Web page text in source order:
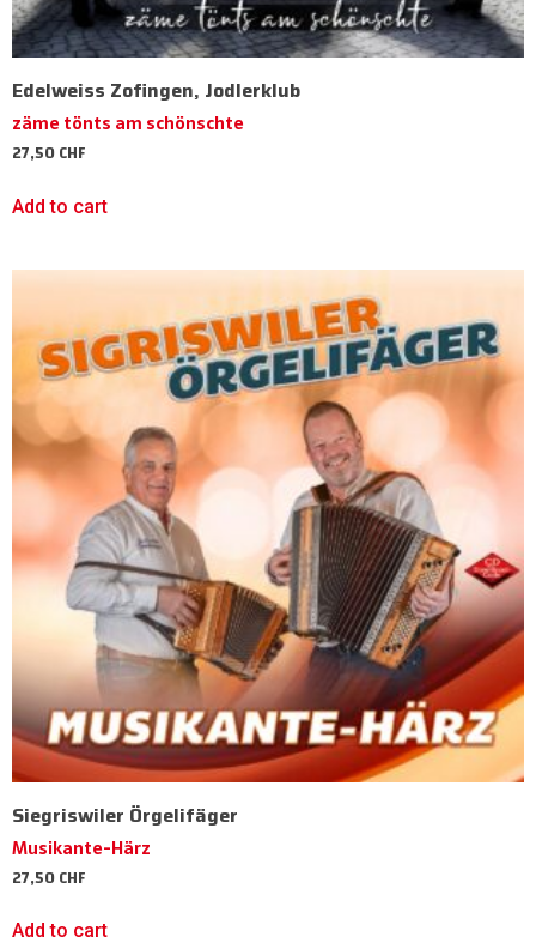
Edelweiss Zofingen, Jodlerklub
zäme tönts am schönschte
27,50CHF
Add to cart
Siegriswiler Örgelifäger
Musikante-Härz
27,50CHF
Add to cart